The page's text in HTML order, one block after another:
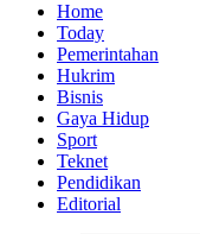
Home
Today
Pemerintahan
Hukrim
Bisnis
Gaya Hidup
Sport
Teknet
Pendidikan
Editorial